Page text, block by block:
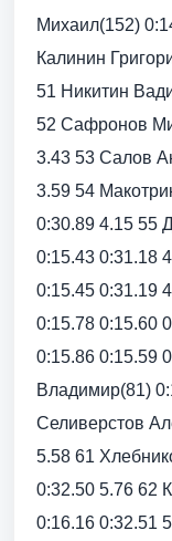
Михаил(152)
Калинин
51 Никитин
52 Сафронов
3.43 53 Салов
3.59 54
0:30.89 4.15 55
0:15.43 0:31.18
0:15.45 0:31.19
0:15.78 0:15.60
0:15.86 0:15.59
Владимир(81)
Селиверстов
5.58 61
0:32.50 5.76 62
0:16.16 0:32.51